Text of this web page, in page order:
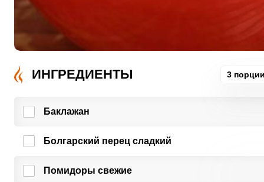
ИНГРЕДИЕНТЫ 3 порции
Баклажан
Болгарский перец сладкий
Помидоры свежие